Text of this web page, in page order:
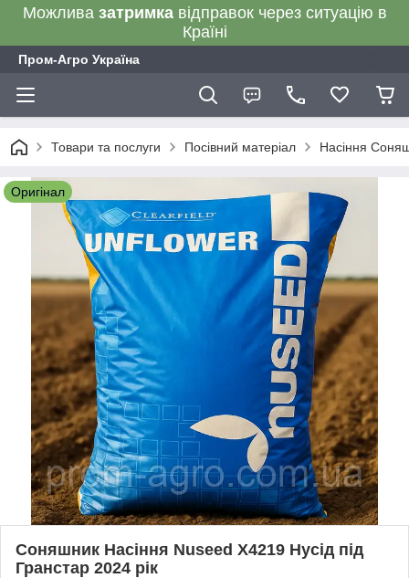
Можлива затримкавідправок через ситуацію в
Країні
Пром-Агро Україна
Товари та послуги Посівний матеріал Насіння
Оригінал
Соняшник Насіння Nuseed X4219 Нусід під
Гранстар 2024 рік